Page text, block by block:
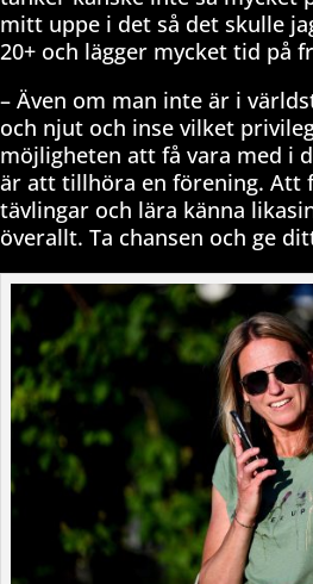
mitt uppe i det så det skulle
20+ och lägger mycket tid på
– Även om man inte är i
och njut och inse vilket
möjligheten att få vara med i
är att tillhöra en förening. Att
tävlingar och lära känna
överallt. Ta chansen och ge